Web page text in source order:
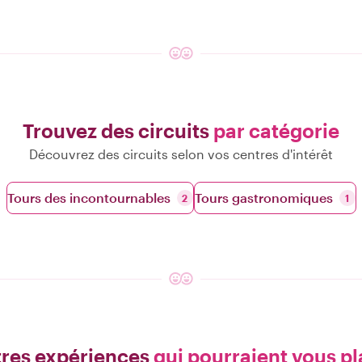
Trouvez des circuits par catégorie
Découvrez des circuits selon vos centres d'intérêt
Tours des incontournables 2 Tours gastronomiques 1
expériencesqui pourraient vous